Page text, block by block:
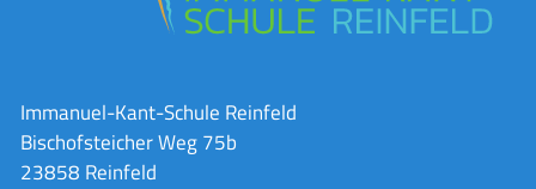
Immanuel-Kant-Schule Reinfeld
Bischofsteicher Weg 75b
23858 Reinfeld